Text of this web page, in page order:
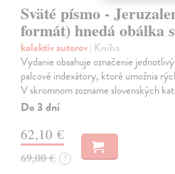
Sväté písmo -
formát) hnedá obálka
kolektív autorov| Kniha
Vydanie obsahuje označenie
palcové indexátory, ktoré umožnia
V skromnom zozname slovenských
Do 3 dní
62,10 €
69,00 € ?